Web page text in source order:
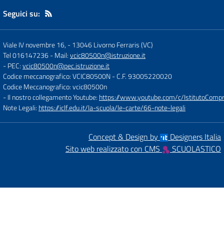
Seguici su:
Viale IV novembre 16, -13046 Livorno Ferraris (VC)
Tel 016147236- Mail:vcic80500n@istruzione.it
- PEC:vcic80500n@pec.istruzione.it
Codice meccanografico: VCIC80500N- C.F. 93005220020
Codice Meccanografico: vcic80500n
- Il nostro collegamento Youtube: https://www.youtube.com/c/
Note Legali: https://iclf.edu.it/la-scuola/le-carte/66-note-legali
Concept & Design by
Designers Italia
Sito web realizzato con CMS
SCUOLASTICO